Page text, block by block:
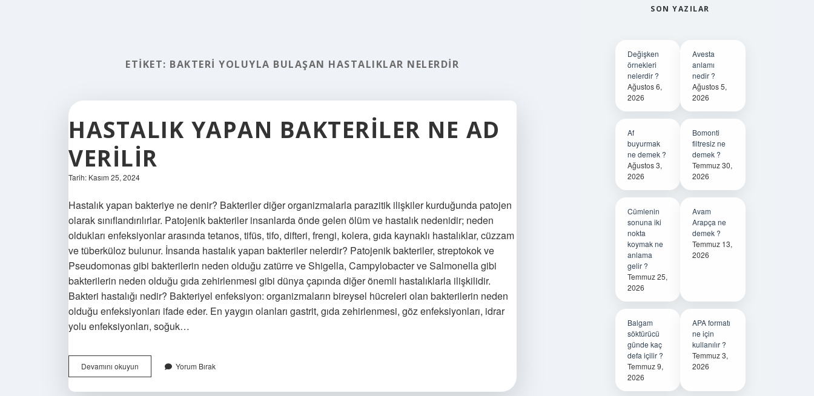
ETIKET: BAKTERI YOLUYLA BULAŞAN HASTALIKLAR NELERDIR
HASTALIK YAPAN BAKTERILER NE AD
VERILIR
Tarih: Kasım 25, 2024
Hastalık yapan bakteriye ne denir? Bakteriler diğer organizmalarla parazitik ilişkiler kurduğunda patojen
olarak sınıflandırılırlar. Patojenik bakteriler insanlarda önde gelen ölüm ve hastalık nedenidir; neden
oldukları enfeksiyonlar arasında tetanos, tifüs, tifo, difteri, frengi, kolera, gıda kaynaklı hastalıklar, cüzzam
ve tüberküloz bulunur. İnsanda hastalık yapan bakteriler nelerdir? Patojenik bakteriler, streptokok ve
Pseudomonas gibi bakterilerin neden olduğu zatürre ve Shigella, Campylobacter ve Salmonella gibi
bakterilerin neden olduğu gıda zehirlenmesi gibi dünya çapında diğer önemli hastalıklarla ilişkilidir.
Bakteri hastalığı nedir? Bakteriyel enfeksiyon: organizmaların bireysel hücreleri olan bakterilerin neden
olduğu enfeksiyonları ifade eder. En yaygın olanları gastrit, gıda zehirlenmesi, göz enfeksiyonları, idrar
yolu enfeksiyonları, soğuk…
Devamını okuyun
Yapan
Yorum Bırak
SON YAZILAR
Değişken
örnekleri
nelerdir ?
Ağustos 6,
2026
Avesta
anlamı
nedir ?
Ağustos 5,
2026
Af
buyurmak
ne demek ?
Ağustos 3,
2026
Bomonti
filtresiz ne
demek ?
Temmuz 30,
2026
Cümlenin
sonuna iki
nokta
koymak ne
anlama
gelir ?
Temmuz 25,
2026
Avam
Arapça ne
demek ?
Temmuz 13,
2026
Balgam
söktürücü
günde kaç
defa içilir ?
Temmuz 9,
2026
APA formatı
ne için
kullanılır ?
Temmuz 3,
2026